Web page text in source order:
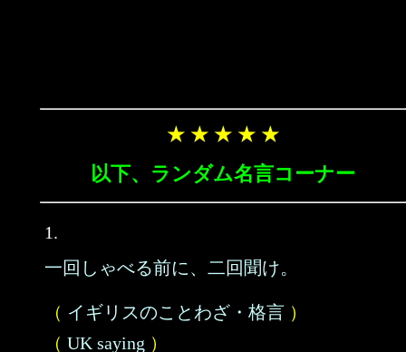
★ ★ ★ ★ ★
以下、ランダム名言コーナー
1.
一回しゃべる前に、二回聞け。
（ イギリスのことわざ・格言 ）
（ UK saying ）